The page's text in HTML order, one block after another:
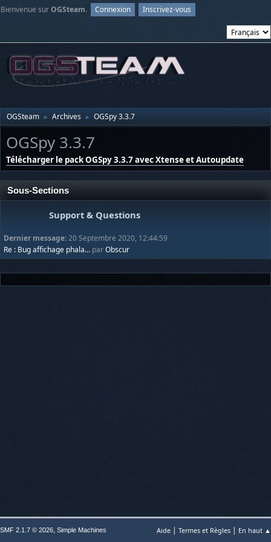
Bienvenue surOGSteam. Connexion Inscrivez-vous
OGSteam ► Archives ► OGSpy 3.3.7
OGSpy 3.3.7
Télécharger le pack OGSpy 3.3.7 avec Xtense et Autoupdate
Sous-Sections
Support & Questions
Dernier message:20 Septembre 2020, 12:44:59
Re : Bug affichage phala... parObscur
Aide | Termes et Règles | En haut ▲
SMF 2.1.7 © 2026, Simple Machines